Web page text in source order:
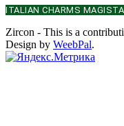
ITALIAN CHARMS
Zircon - This is a
Design by WeebPal.